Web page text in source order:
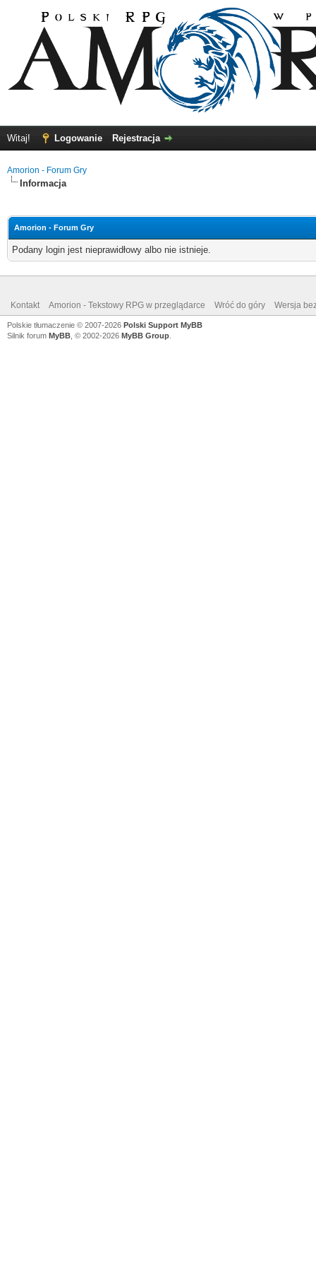
Witaj! Logowanie Rejestracja
Amorion - Forum Gry
Informacja
Amorion - Forum Gry
Podany login jest nieprawidłowy albo nie istnieje.
Kontakt Amorion - Tekstowy RPG w przeglądarce Wróć do góry Wersja
Polskie tłumaczenie © 2007-2026 Polski Support MyBB
Silnik forum MyBB , © 2002-2026 MyBB Group